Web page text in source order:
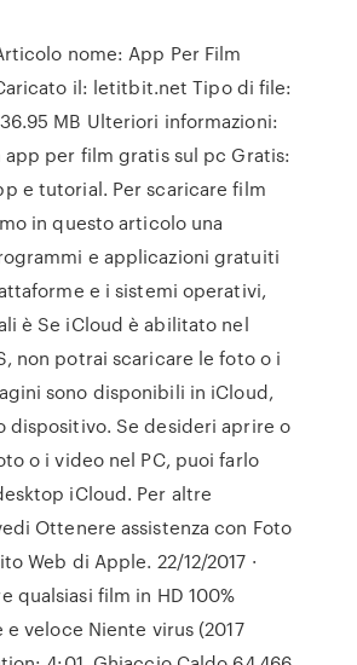
nome: App Per Film
il: letitbit.net Tipo di file:
MB Ulteriori informazioni:
app per film gratis sul pc Gratis:
e tutorial. Per scaricare film
in questo articolo una
e applicazioni gratuiti
e i sistemi operativi,
è Se iCloud è abilitato nel
non potrai scaricare le foto o i
sono disponibili in iCloud,
dispositivo. Se desideri aprire o
o i video nel PC, puoi farlo
iCloud. Per altre
Ottenere assistenza con Foto
Web di Apple. 22/12/2017 ·
qualsiasi film in HD 100%
veloce Niente virus (2017